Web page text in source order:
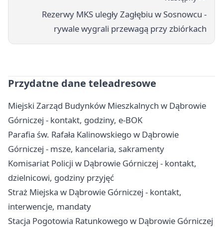
Rezerwy MKS uległy Zagłębiu w Sosnowcu -
rywale wygrali przewagą przy zbiórkach
Przydatne dane teleadresowe
Miejski Zarząd Budynków Mieszkalnych w Dąbrowie
Górniczej - kontakt, godziny, e-BOK
Parafia św. Rafała Kalinowskiego w Dąbrowie
Górniczej - msze, kancelaria, sakramenty
Komisariat Policji w Dąbrowie Górniczej - kontakt,
dzielnicowi, godziny przyjęć
Straż Miejska w Dąbrowie Górniczej - kontakt,
interwencje, mandaty
Stacja Pogotowia Ratunkowego w Dąbrowie Górniczej